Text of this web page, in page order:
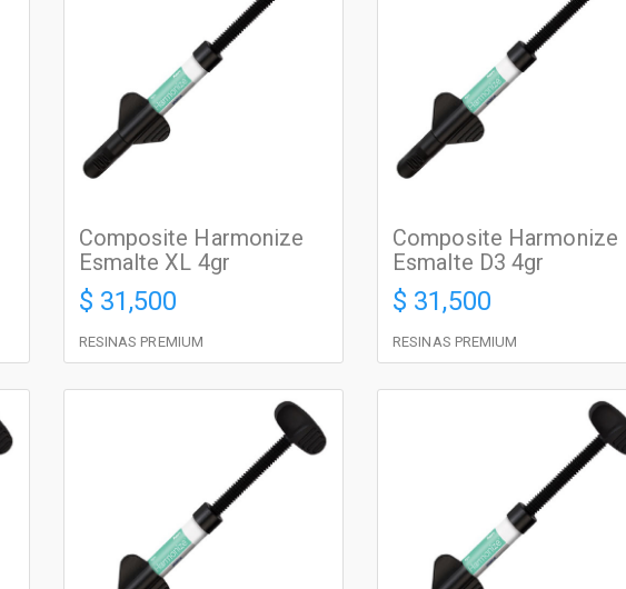
Composite Harmonize
Esmalte XL 4gr
$ 31,500
RESINAS PREMIUM
Composite Harmonize
Esmalte D3 4gr
$ 31,500
RESINAS PREMIUM